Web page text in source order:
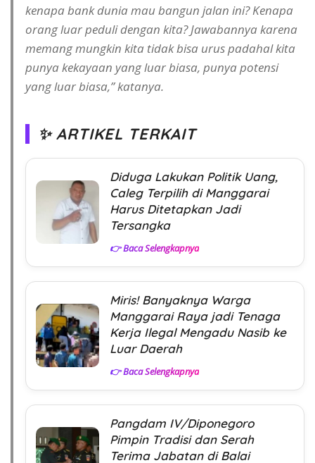
kenapa bank dunia mau bangun jalan ini? Kenapa
orang luar peduli dengan kita? Jawabannya karena
memang mungkin kita tidak bisa urus padahal kita
punya kekayaan yang luar biasa, punya potensi
yang luar biasa,” katanya.
✨ ARTIKEL TERKAIT
Diduga Lakukan Politik Uang,
Caleg Terpilih di Manggarai
Harus Ditetapkan Jadi
Tersangka
👉 Baca Selengkapnya
Miris! Banyaknya Warga
Manggarai Raya jadi Tenaga
Kerja Ilegal Mengadu Nasib ke
Luar Daerah
👉 Baca Selengkapnya
Pangdam IV/Diponegoro
Pimpin Tradisi dan Serah
Terima Jabatan di Balai